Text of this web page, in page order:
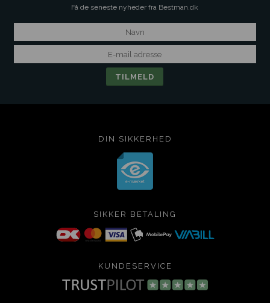
Få de seneste nyheder fra Bestman.dk
DIN SIKKERHED
SIKKER BETALING
KUNDESERVICE